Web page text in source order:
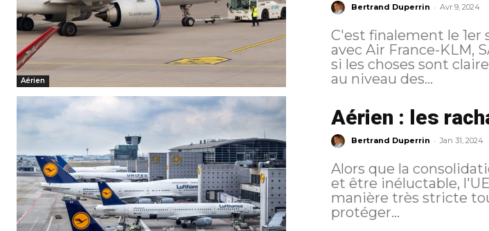
Aérien
Bertrand Duperrin - Avr 9, 2024
C'est finalement le
avec Air France-KLM,
si les choses sont
au niveau des...
Aérien : les
Bertrand Duperrin - Jan 31, 2024
Alors que la
et être inéluctable, l'UE (mais
manière très stricte
protéger...